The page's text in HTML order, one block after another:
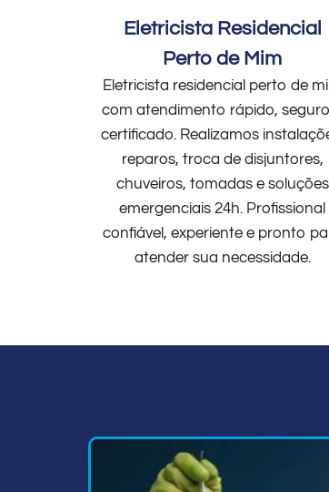
Eletricista Residencial
Perto de Mim
Eletricista residencial perto de
com atendimento rápido,
certificado. Realizamos
reparos, troca de disjuntores,
chuveiros, tomadas e soluções
emergenciais 24h. Profissional
confiável, experiente e pronto
atender sua necessidade.